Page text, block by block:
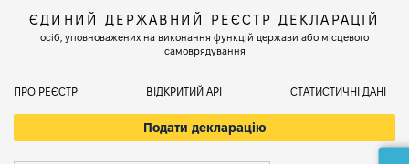
ЄДИНИЙ ДЕРЖАВНИЙ РЕЄСТР ДЕКЛАРАЦІЙ
осіб, уповноважених на виконання функцій держави або місцевого
самоврядування
ПРО РЕЄСТР ВІДКРИТИЙ АРІ СТАТИСТИЧНІ ДАНІ
Подати декларацію